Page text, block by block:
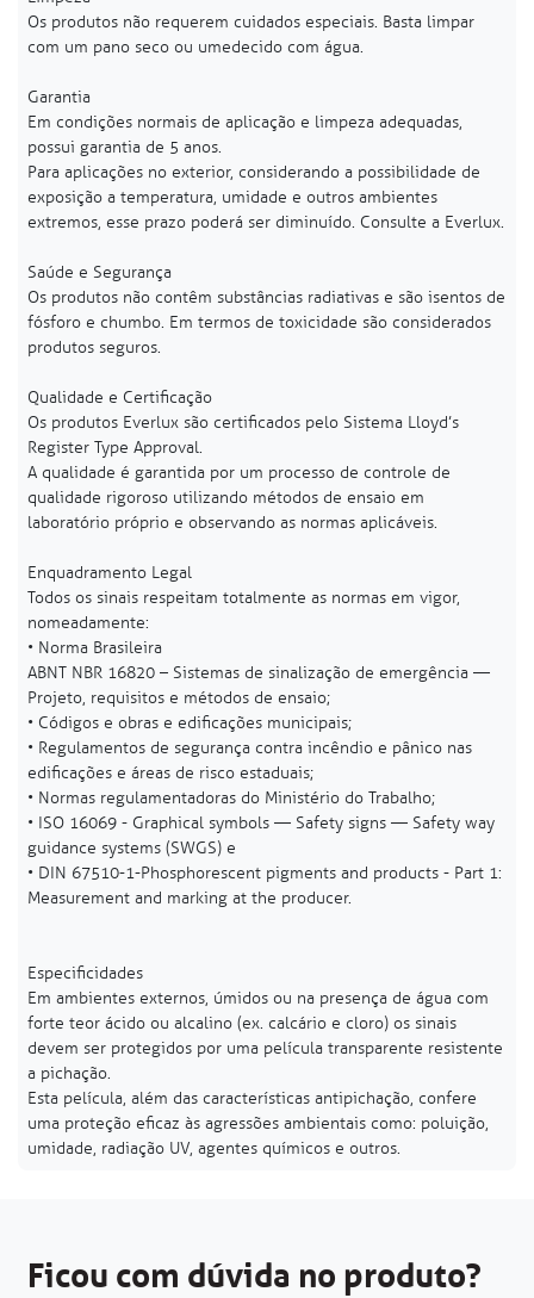
Os produtos não requerem cuidados especiais. Basta limpar
com um pano seco ou umedecido com água.
Garantia
Em condições normais de aplicação e limpeza adequadas,
possui garantia de 5 anos.
Para aplicações no exterior, considerando a possibilidade de
exposição a temperatura, umidade e outros ambientes
extremos, esse prazo poderá ser diminuído. Consulte a Everlux.
Saúde e Segurança
Os produtos não contêm substâncias radiativas e são isentos de
fósforo e chumbo. Em termos de toxicidade são considerados
produtos seguros.
Qualidade e Certificação
Os produtos Everlux são certificados pelo Sistema Lloyd’s
Register Type Approval.
A qualidade é garantida por um processo de controle de
qualidade rigoroso utilizando métodos de ensaio em
laboratório próprio e observando as normas aplicáveis.
Enquadramento Legal
Todos os sinais respeitam totalmente as normas em vigor,
nomeadamente:
• Norma Brasileira
ABNT NBR 16820 – Sistemas de sinalização de emergência —
Projeto, requisitos e métodos de ensaio;
• Códigos e obras e edificações municipais;
• Regulamentos de segurança contra incêndio e pânico nas
edificações e áreas de risco estaduais;
• Normas regulamentadoras do Ministério do Trabalho;
• ISO 16069 - Graphical symbols — Safety signs — Safety way
guidance systems (SWGS) e
• DIN 67510-1-Phosphorescent pigments and products - Part 1:
Measurement and marking at the producer.
Especificidades
Em ambientes externos, úmidos ou na presença de água com
forte teor ácido ou alcalino (ex. calcário e cloro) os sinais
devem ser protegidos por uma película transparente resistente
a pichação.
Esta película, além das características antipichação, confere
uma proteção eficaz às agressões ambientais como: poluição,
umidade, radiação UV, agentes químicos e outros.
Ficou com dúvida no produto?